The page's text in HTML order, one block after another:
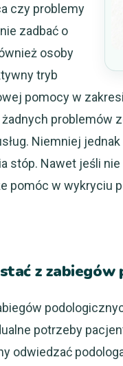
czy problemy
zadbać o
osoby
tryb
pomocy w
problemów
Niemniej
stóp. Nawet jeśli
pomóc w wykryciu
z zabiegów
potrzeby
odwiedzać